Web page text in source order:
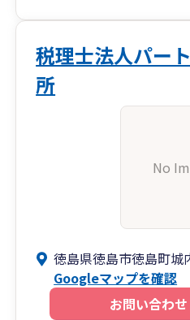
税理士法人パー
所
No
徳島県徳島市徳島町城
Googleマップを確認
お問い合わせ